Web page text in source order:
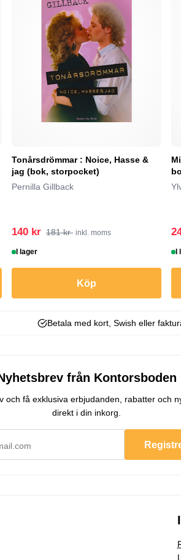
Tonårsdrömmar : Noice, Hasse &
jag (bok, storpocket)
Pernilla Gillback
140 kr 181 kr inkl. moms
I lager
Köp
Betala med kort, Swish eller
från Kontorsboden
och få exklusiva erbjudanden, rabatter och
direkt i din inkorg.